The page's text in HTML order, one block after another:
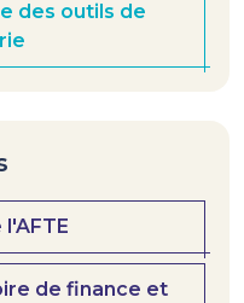
des outils de
de finance et